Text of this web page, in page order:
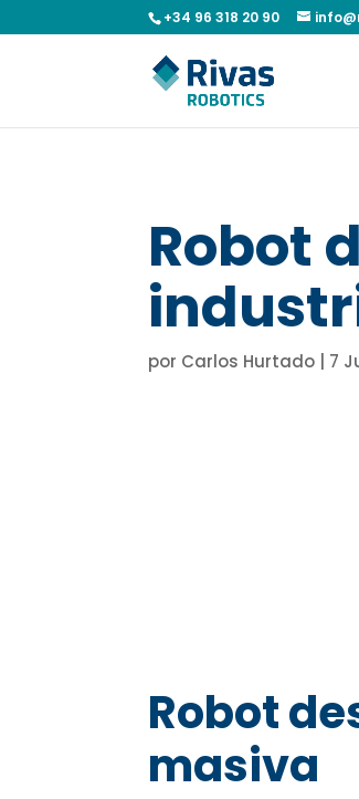
+34 96 318 20 90
Robot
por Carlos Hurtado | 7
Robot
masiva